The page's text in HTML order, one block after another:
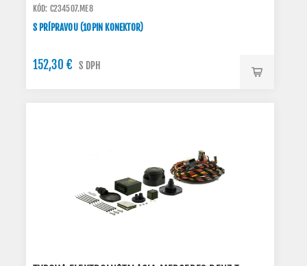
KÓD: C234507.ME8
S PRÍPRAVOU (10PIN KONEKTOR)
152,30 € S DPH